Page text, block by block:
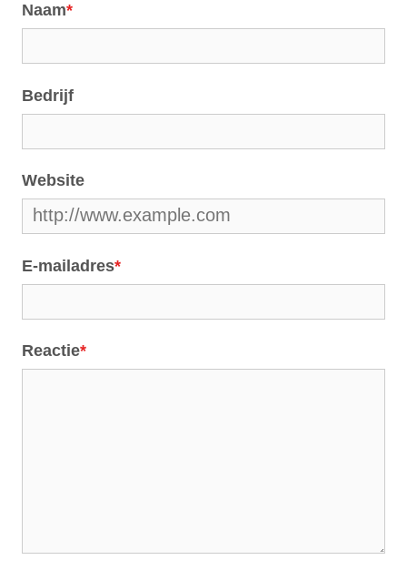
Naam*
Bedrijf
Website
E-mailadres*
Reactie*